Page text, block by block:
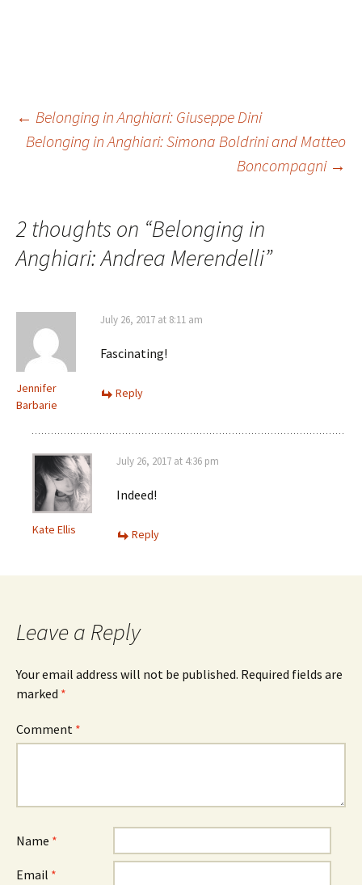
Post
← Belonging in Anghiari: Giuseppe Dini
Belonging in Anghiari: Simona Boldrini and Matteo
Boncompagni →
2 thoughts on “Belonging in
Anghiari: Andrea Merendelli”
Jennifer
Barbarie
July 26, 2017 at 8:11 am
Fascinating!
Reply
Kate Ellis
July 26, 2017 at 4:36 pm
Indeed!
Reply
Leave a Reply
Your email address will not be published. Required fields are
marked *
Comment *
Name *
Email *